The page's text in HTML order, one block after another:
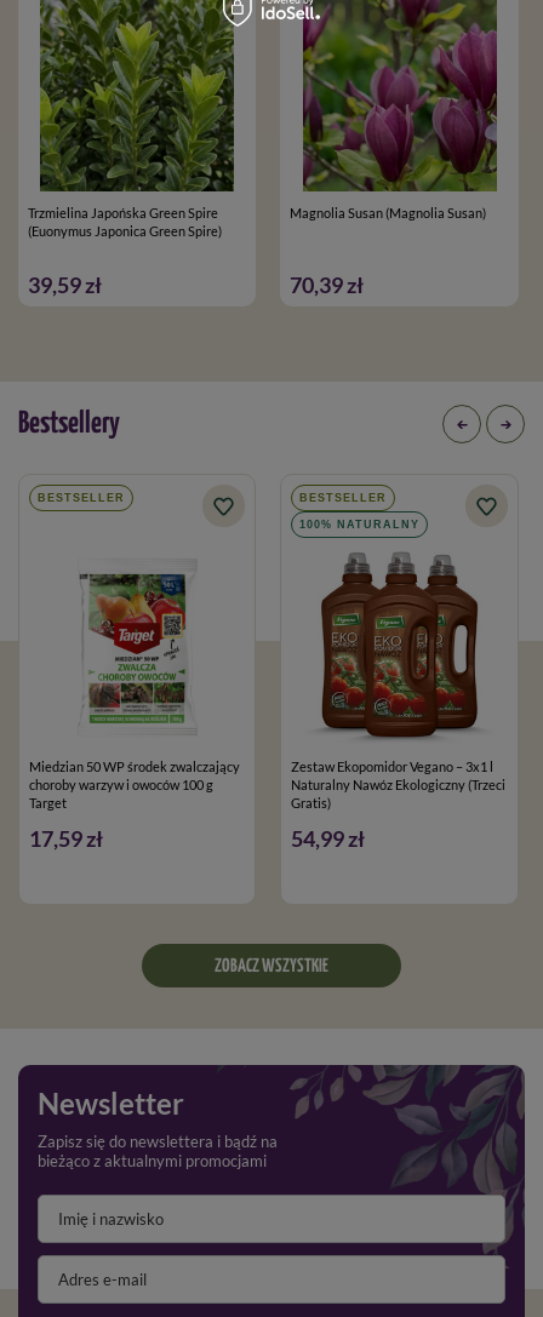
Trzmielina Japońska Green Spire
(Euonymus Japonica Green Spire)
39,59 zł
Magnolia Susan (Magnolia Susan)
70,39 zł
Bestsellery
BESTSELLER
Miedzian 50 WP środek zwalczający
choroby warzyw i owoców 100 g
Target
17,59 zł
BESTSELLER
100% NATURALNY
Zestaw Ekopomidor Vegano – 3x1 l
Naturalny Nawóz Ekologiczny (Trzeci
Gratis)
54,99 zł
ZOBACZ WSZYSTKIE
Newsletter
Zapisz się do newslettera i bądź na
bieżąco z aktualnymi promocjami